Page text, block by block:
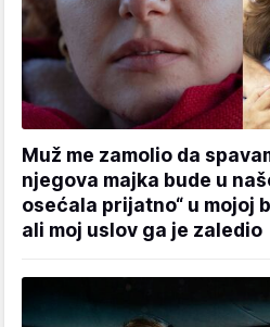
Muž me zamolio da
njegova majka bude u
osećala prijatno“ u mojoj
ali moj uslov ga je zaledio